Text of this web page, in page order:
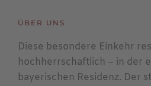
ÜBER UNS
Diese besondere Einkehr
hochherrschaftlich – in der
bayerischen Residenz. Der